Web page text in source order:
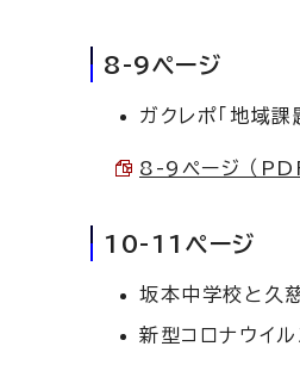
8-9ページ
ガクレポ「地域
8-9ページ （
10-11ページ
坂本中学校と久
新型コロナウイ